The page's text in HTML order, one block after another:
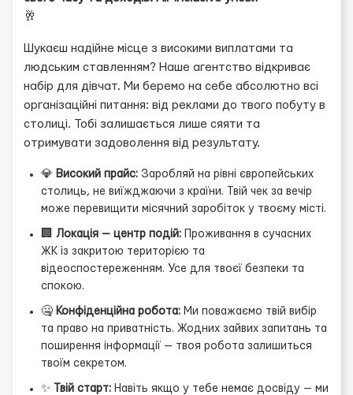
🥂
Шукаєш надійне місце з високими виплатами та
людським ставленням? Наше агентство відкриває
набір для дівчат. Ми беремо на себе абсолютно всі
організаційні питання: від реклами до твого побуту в
столиці. Тобі залишається лише сяяти та
отримувати задоволення від результату.
💎 Високий прайс: Заробляй на рівні європейських
столиць, не виїжджаючи з країни. Твій чек за вечір
може перевищити місячний заробіток у твоєму місті.
🏢 Локація — центр подій: Проживання в сучасних
ЖК із закритою територією та
відеоспостереженням. Усе для твоєї безпеки та
спокою.
🤐 Конфіденційна робота: Ми поважаємо твій вибір
та право на приватність. Жодних зайвих запитань та
поширення інформації — твоя робота залишиться
твоїм секретом.
✨ Твій старт: Навіть якщо у тебе немає досвіду — ми